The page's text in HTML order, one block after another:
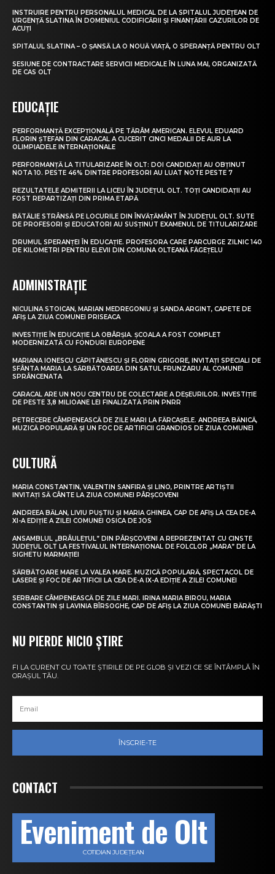
INSTRUIRE PENTRU PERSONALUL MEDICAL DE LA SPITALUL JUDEȚEAN DE
URGENȚĂ SLATINA ÎN DOMENIUL CODIFICĂRII ȘI FINANȚĂRII CAZURILOR DE
ACUȚI
SPITALUL SLATINA – O ȘANSĂ LA O NOUĂ VIAȚĂ, O SPERANȚĂ PENTRU OLT
SESIUNE DE CONTRACTARE SERVICII MEDICALE ÎN LUNA MAI, ORGANIZATĂ
DE CAS OLT
EDUCAȚIE
PERFORMANȚĂ EXCEPȚIONALĂ PE TĂRÂM AMERICAN. ELEVUL EDUARD
FLORIN ȘTEFAN DIN CARACAL A CUCERIT CINCI MEDALII DE AUR LA
OLIMPIADELE INTERNAȚIONALE
PERFORMANȚĂ LA TITULARIZARE ÎN OLT: DOI CANDIDAȚI AU OBȚINUT
NOTA 10. PESTE 46% DINTRE PROFESORI AU LUAT NOTE PESTE 7
REZULTATELE ADMITERII LA LICEU ÎN JUDEȚUL OLT. TOȚI CANDIDAȚII AU
FOST REPARTIZAȚI DIN PRIMA ETAPĂ
BĂTĂLIE STRÂNSĂ PE LOCURILE DIN ÎNVĂȚĂMÂNT ÎN JUDEȚUL OLT. SUTE
DE PROFESORI ȘI EDUCATORI AU SUSȚINUT EXAMENUL DE TITULARIZARE
DRUMUL SPERANȚEI ÎN EDUCAȚIE. PROFESORA CARE PARCURGE ZILNIC 140
DE KILOMETRI PENTRU ELEVII DIN COMUNA OLTEANĂ FĂGEȚELU
ADMINISTRAȚIE
NICULINA STOICAN, MARIAN MEDREGONIU ȘI SANDA ARGINT, CAPETE DE
AFIȘ LA ZIUA COMUNEI PRISEACA
INVESTIȚIE ÎN EDUCAȚIE LA OBÂRȘIA. ȘCOALA A FOST COMPLET
MODERNIZATĂ CU FONDURI EUROPENE
MARIANA IONESCU CĂPITĂNESCU ȘI FLORIN GRIGORE, INVITAȚI SPECIALI DE
SFÂNTA MARIA LA SĂRBĂTOAREA DIN SATUL FRUNZARU AL COMUNEI
SPRÂNCENATA
CARACAL ARE UN NOU CENTRU DE COLECTARE A DEȘEURILOR. INVESTIȚIE
DE PESTE 3,8 MILIOANE LEI FINALIZATĂ PRIN PNRR
PETRECERE CÂMPENEASCĂ DE ZILE MARI LA FĂRCAȘELE. ANDREEA BĂNICĂ,
MUZICĂ POPULARĂ ȘI UN FOC DE ARTIFICII GRANDIOS DE ZIUA COMUNEI
CULTURĂ
MARIA CONSTANTIN, VALENTIN SANFIRA ȘI LINO, PRINTRE ARTIȘTII
INVITAȚI SĂ CÂNTE LA ZIUA COMUNEI PÂRȘCOVENI
ANDREEA BĂLAN, LIVIU PUȘTIU ȘI MARIA GHINEA, CAP DE AFIȘ LA CEA DE-A
XI-A EDIȚIE A ZILEI COMUNEI OSICA DE JOS
ANSAMBLUL „BRÂULEȚUL” DIN PÂRȘCOVENI A REPREZENTAT CU CINSTE
JUDEȚUL OLT LA FESTIVALUL INTERNAȚIONAL DE FOLCLOR „MARA” DE LA
SIGHETU MARMAȚIEI
SĂRBĂTOARE MARE LA VALEA MARE. MUZICĂ POPULARĂ, SPECTACOL DE
LASERE ȘI FOC DE ARTIFICII LA CEA DE-A IX-A EDIȚIE A ZILEI COMUNEI
SERBARE CÂMPENEASCĂ DE ZILE MARI. IRINA MARIA BIROU, MARIA
CONSTANTIN ȘI LAVINIA BÎRSOGHE, CAP DE AFIȘ LA ZIUA COMUNEI BĂRĂȘTI
NU PIERDE NICIO ȘTIRE
FI LA CURENT CU TOATE ȘTIRILE DE PE GLOB ȘI VEZI CE SE ÎNTÂMPLĂ ÎN
ORAȘUL TĂU.
ÎNSCRIE-TE
CONTACT
Eveniment de Olt
COTIDIAN JUDEȚEAN